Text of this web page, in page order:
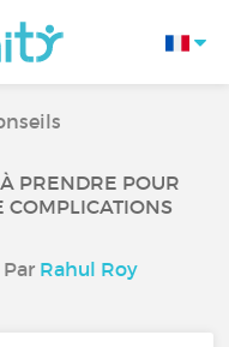
PRENDRE POUR
COMPLICATIONS
Par Rahul Roy